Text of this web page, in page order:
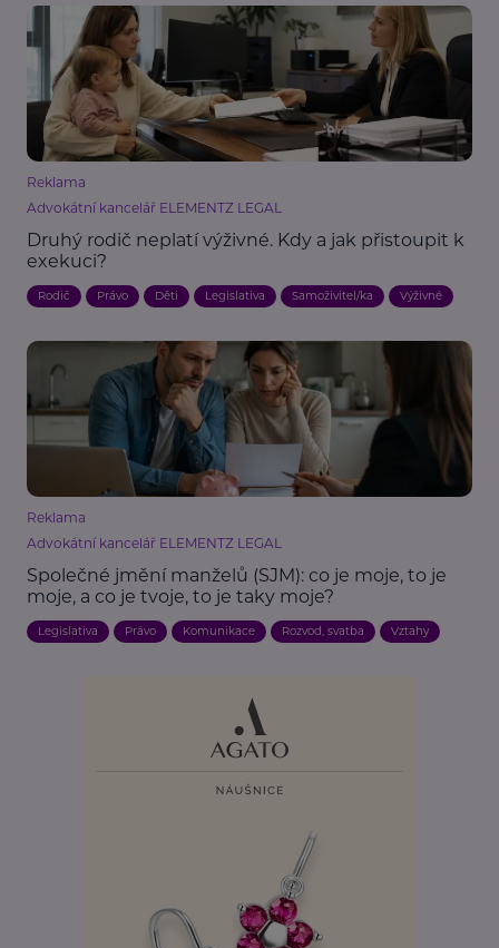
Reklama
Advokátní kancelář ELEMENTZ LEGAL
Druhý rodič neplatí výživné. Kdy a jak přistoupit k
exekuci?
Rodič Právo Děti Legislativa Samoživitel/ka Výživné
Reklama
Advokátní kancelář ELEMENTZ LEGAL
Společné jmění manželů (SJM): co je moje, to je
moje, a co je tvoje, to je taky moje?
Legislativa Právo Komunikace Rozvod, svatba Vztahy